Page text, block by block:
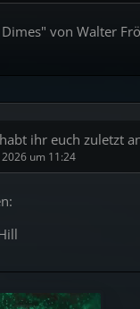
von Walter
ihr euch zuletzt
2026 um 11:24